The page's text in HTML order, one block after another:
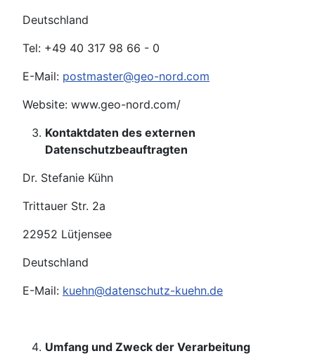
Deutschland
Tel: +49 40 317 98 66 - 0
E-Mail: postmaster@geo-nord.com
Website: www.geo-nord.com/
Kontaktdaten des externen
Datenschutzbeauftragten
Dr. Stefanie Kühn
Trittauer Str. 2a
22952 Lütjensee
Deutschland
E-Mail: kuehn@datenschutz-kuehn.de
Umfang und Zweck der Verarbeitung